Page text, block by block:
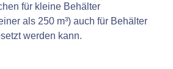
für kleine Behälter
als 250 m³) auch für Behälter
werden kann.